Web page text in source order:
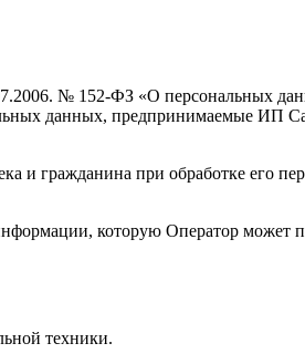
№ 152-ФЗ «О персональных
данных, предпринимаемые ИП
и гражданина при обработке его
которую Оператор может
техники.